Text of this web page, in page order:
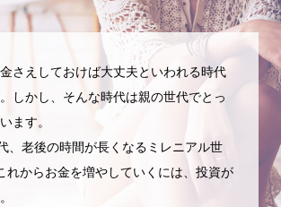
さえしておけば大丈夫といわれる時代
しかし、そんな時代は親の世代でとっ
ます。
、老後の時間が長くなるミレニアル世
れからお金を増やしていくには、投資が